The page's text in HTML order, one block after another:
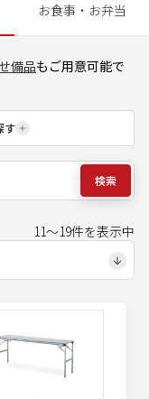
お食事・お弁当
備品もご用意可能で
す
検索
11～19件を表示中